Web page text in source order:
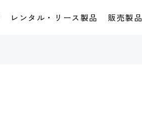
レンタル・リース製品 販売製品